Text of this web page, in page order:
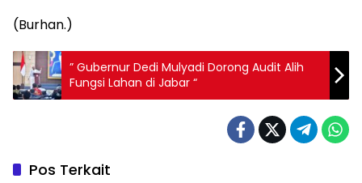
(Burhan.)
” Gubernur Dedi Mulyadi Dorong Audit Alih
Fungsi Lahan di Jabar “
Pos Terkait